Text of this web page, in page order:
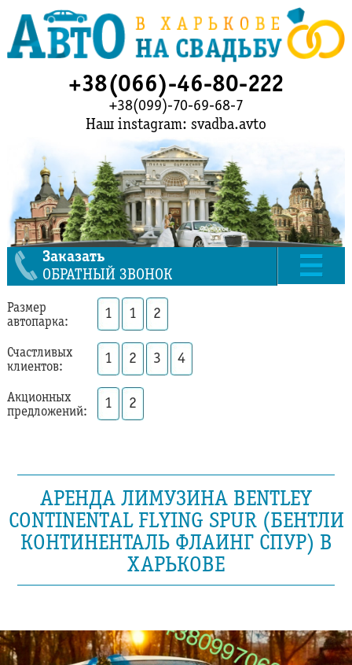
+38(066)-46-80-222
+38(099)-70-69-68-7
Наш instagram: svadba.avto
Заказать
ОБРАТНЫЙ ЗВОНОК
Размер
автопарка:
1 1 2
Счастливых
клиентов:
1 2 3 4
Акционных
предложений:
1 2
АРЕНДА ЛИМУЗИНА BENTLEY
CONTINENTAL FLYING SPUR (БЕНТЛИ
КОНТИНЕНТАЛЬ ФЛАИНГ СПУР) В
ХАРЬКОВЕ